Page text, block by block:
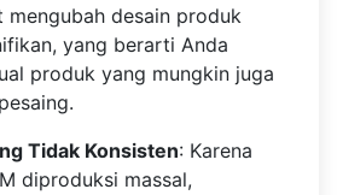
mengubah desain produk
yang berarti Anda
produk yang mungkin juga
Tidak Konsisten: Karena
diproduksi massal,